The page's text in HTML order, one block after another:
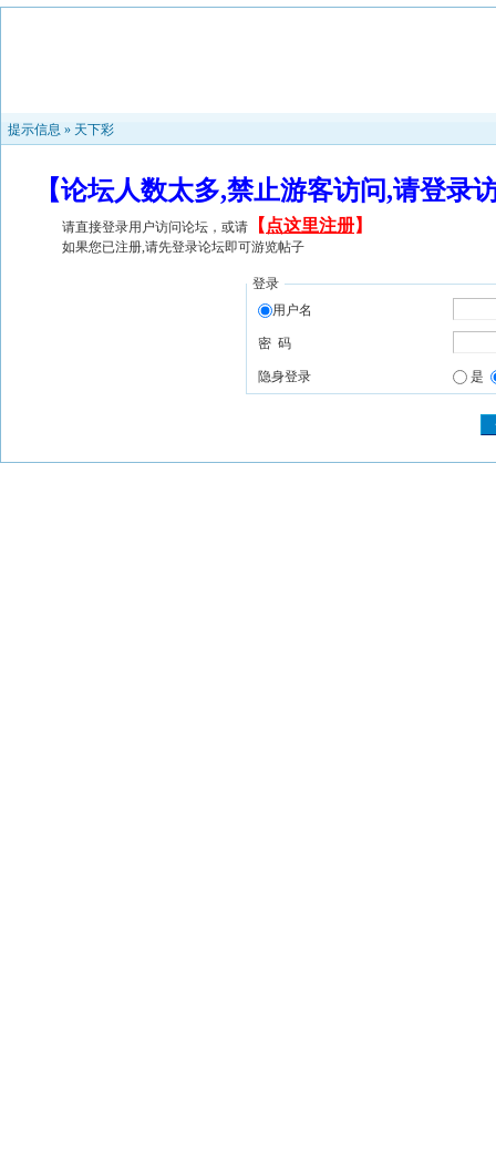
提示信息 » 天下彩
【论坛人数太多,禁止游客访问,请登
请直接登录用户访问论坛，或请 【 点这里注册】
如果您已注册,请先登录论坛即可游览帖子
登录
用户名
密 码
隐身登录 是